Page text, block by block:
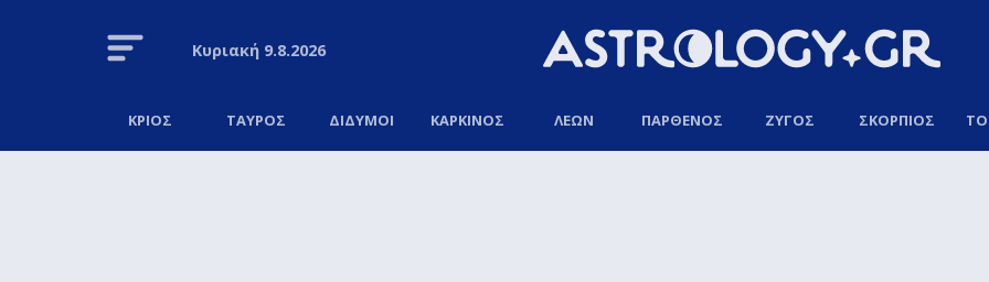
Κυριακή9.8.2026
ΚΡΙΟΣ ΤΑΥΡΟΣ ΔΙΔΥΜΟΙ ΚΑΡΚΙΝΟΣ ΛΕΩΝ ΠΑΡΘΕΝΟΣ ΖΥΓΟΣ ΣΚΟΡΠΙΟΣ